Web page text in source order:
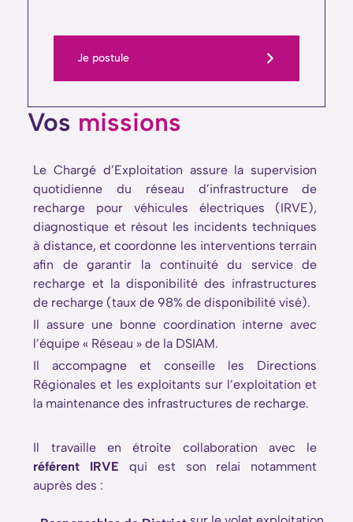
Vos missions
Le Chargé d’Exploitation assure la supervision
quotidienne du réseau d’infrastructure de
recharge pour véhicules électriques (IRVE),
diagnostique et résout les incidents techniques
à distance, et coordonne les interventions terrain
afin de garantir la continuité du service de
recharge et la disponibilité des infrastructures
de recharge (taux de 98% de disponibilité visé).
Il assure une bonne coordination interne avec
l’équipe « Réseau » de la DSIAM.
Il accompagne et conseille les Directions
Régionales et les exploitants sur l’exploitation et
la maintenance des infrastructures de recharge.
Il travaille en étroite collaboration avec le
référent IRVE qui est son relai notamment
auprès des :
Je postule